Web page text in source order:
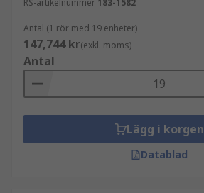
RS-artikelnummer 183-1582
Antal (1 rör med 19 enheter)
147,744 kr(exkl. moms)
Antal
Lägg i korgen
Datablad